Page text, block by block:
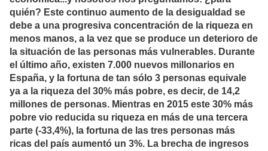
quién? Este continuo aumento de la desigualdad se
debe a una progresiva concentración de la riqueza en
menos manos, a la vez que se produce un deterioro de
la situación de las personas más vulnerables. Durante
el último año, existen 7.000 nuevos millonarios en
España, y la fortuna de tan sólo 3 personas equivale
ya a la riqueza del 30% más pobre, es decir, de 14,2
millones de personas. Mientras en 2015 este 30% más
pobre vio reducida su riqueza en más de una tercera
parte (-33,4%), la fortuna de las tres personas más
ricas del país aumentó un 3%. La brecha de ingresos